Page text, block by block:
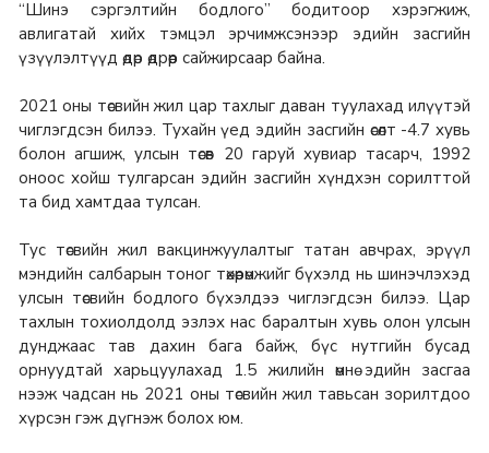
“Шинэ сэргэлтийн бодлого” бодитоор хэрэгжиж,
авлигатай хийх тэмцэл эрчимжсэнээр эдийн засгийн
үзүүлэлтүүд өдөр өдрөөр сайжирсаар байна.
2021 оны төсвийн жил цар тахлыг даван туулахад илүүтэй
чиглэгдсэн билээ. Тухайн үед эдийн засгийн өсөлт -4.7 хувь
болон агшиж, улсын төсөв 20 гаруй хувиар тасарч, 1992
оноос хойш тулгарсан эдийн засгийн хүндхэн сорилттой
та бид хамтдаа тулсан.
Тус төсвийн жил вакцинжуулалтыг татан авчрах, эрүүл
мэндийн салбарын тоног төхөөрөмжийг бүхэлд нь шинэчлэхэд
улсын төсвийн бодлого бүхэлдээ чиглэгдсэн билээ. Цар
тахлын тохиолдолд эзлэх нас баралтын хувь олон улсын
дунджаас тав дахин бага байж, бүс нутгийн бусад
орнуудтай харьцуулахад 1.5 жилийн өмнө эдийн засгаа
нээж чадсан нь 2021 оны төсвийн жил тавьсан зорилтдоо
хүрсэн гэж дүгнэж болох юм.